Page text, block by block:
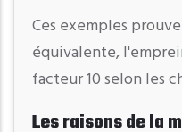
Ces exemples
équivalente,
facteur 10 selon les
Les raisons de la